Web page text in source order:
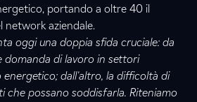
portando a oltre 40 il
network aziendale.
oggi una doppia sfida cruciale: da
domanda di lavoro in settori
dall'altro, la difficoltà di
che possano soddisfarla. Riteniamo